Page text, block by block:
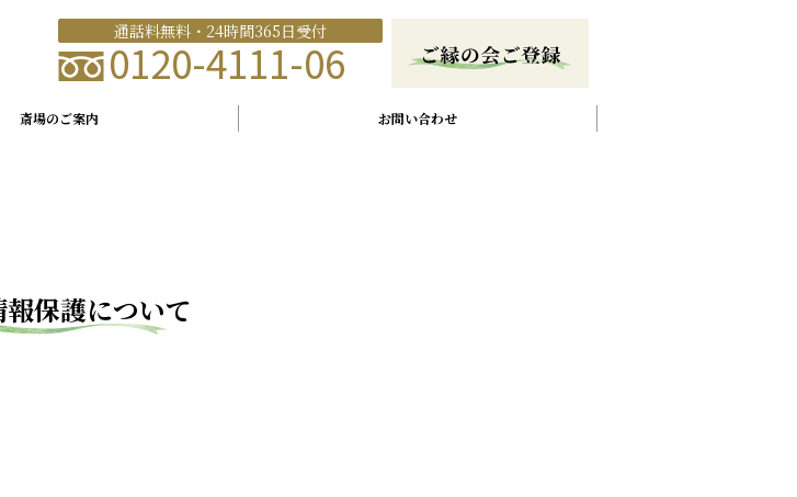
通話料無料・24時間365日受付
0120-4111-06
斎場のご案内 お問い合わせ
保護について